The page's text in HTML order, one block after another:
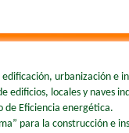
urbanización e
edificios, locales y naves
de Eficiencia energética.
para la construcción e